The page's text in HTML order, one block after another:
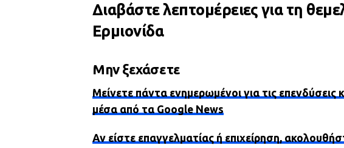
Διαβάστε λεπτομέρειες για τη
Ερμιονίδα
Μην ξεχάσετε
Μείνετε πάντα ενημερωμένοι για τις
μέσα από τα Google News
Αν είστε επαγγελματίας ή επιχείρηση,